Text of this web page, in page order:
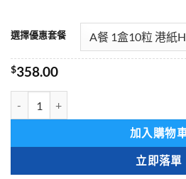
選擇優惠套餐
$358.00
加入購物
立即落單